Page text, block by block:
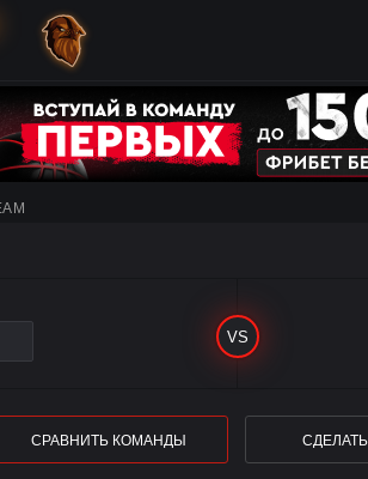
СРАВНИТЬ КОМАНДЫ